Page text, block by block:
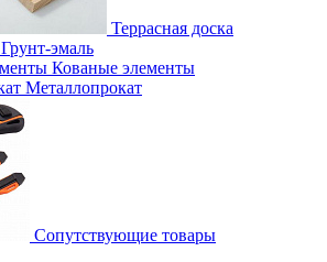
Террасная доска
Грунт-эмаль
Кованые элементы
Металлопрокат
Сопутствующие товары